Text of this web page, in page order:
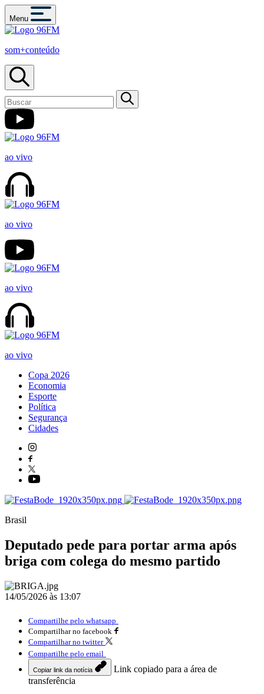
Menu
som+conteúdo
ao vivo
ao vivo
ao vivo
ao vivo
Copa 2026
Economia
Esporte
Política
Segurança
Cidades
Brasil
Deputado pede para portar arma após
briga com colega do mesmo partido
14/05/2026 às 13:07
Compartilhe pelo whatsapp
Compartilhar no facebook
Compartilhar no twitter
Compartilhe pelo email
Copiar link da notícia
Link copiado para a área de
transferência